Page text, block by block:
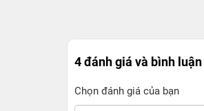
4 đánh giá và bình luận
Chọn đánh giá của bạn